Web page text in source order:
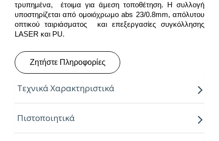
τρυπημένα, έτοιμα για άμεση τοποθέτηση. Η συλλογή
υποστηρίζεται από ομοιόχρωμο abs 23/0.8mm, απόλυτου
οπτικού ταιριάσματος και επεξεργασίες συγκόλλησης
LASER και PU.
Ζητήστε Πληροφορίες
Τεχνικά Χαρακτηριστικά
Παραγόμενο μήκος:
Παραγόμενο πλάτος:2.07m
Πιστοποιητικά